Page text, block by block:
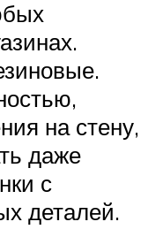
на стену,
даже
с
деталей.